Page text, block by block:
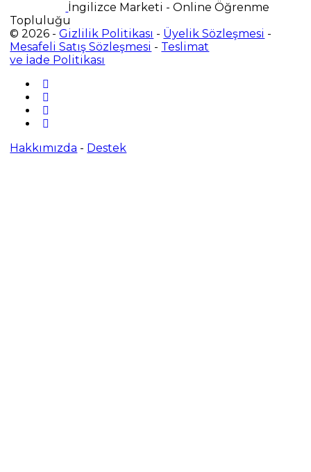
İngilizce Marketi - Online Öğrenme
Topluluğu
© 2026 -Gizlilik Politikası - Üyelik Sözleşmesi -
Mesafeli Satış Sözleşmesi - Teslimat
ve İade Politikası
Hakkımızda - Destek